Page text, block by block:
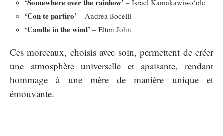
‘Somewhere over the rainbow’ – Israel Kamakawiwoʻole
‘Con te partiro’ – Andrea Bocelli
‘Candle in the wind’ – Elton John
Ces morceaux, choisis avec soin, permettent de créer
une atmosphère universelle et apaisante, rendant
hommage à une mère de manière unique et
émouvante.